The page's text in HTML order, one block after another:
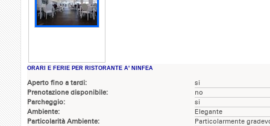
ORARI E FERIE PER RISTORANTE A' NINFEA
Aperto fino a tardi:
si
Prenotazione disponibile:
no
Parcheggio:
si
Ambiente:
Elegante
Particolarità Ambiente:
Particolarmente